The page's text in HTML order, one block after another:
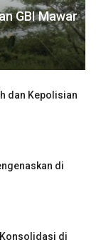
GBI Mawar
dan Kepolisian
di
di